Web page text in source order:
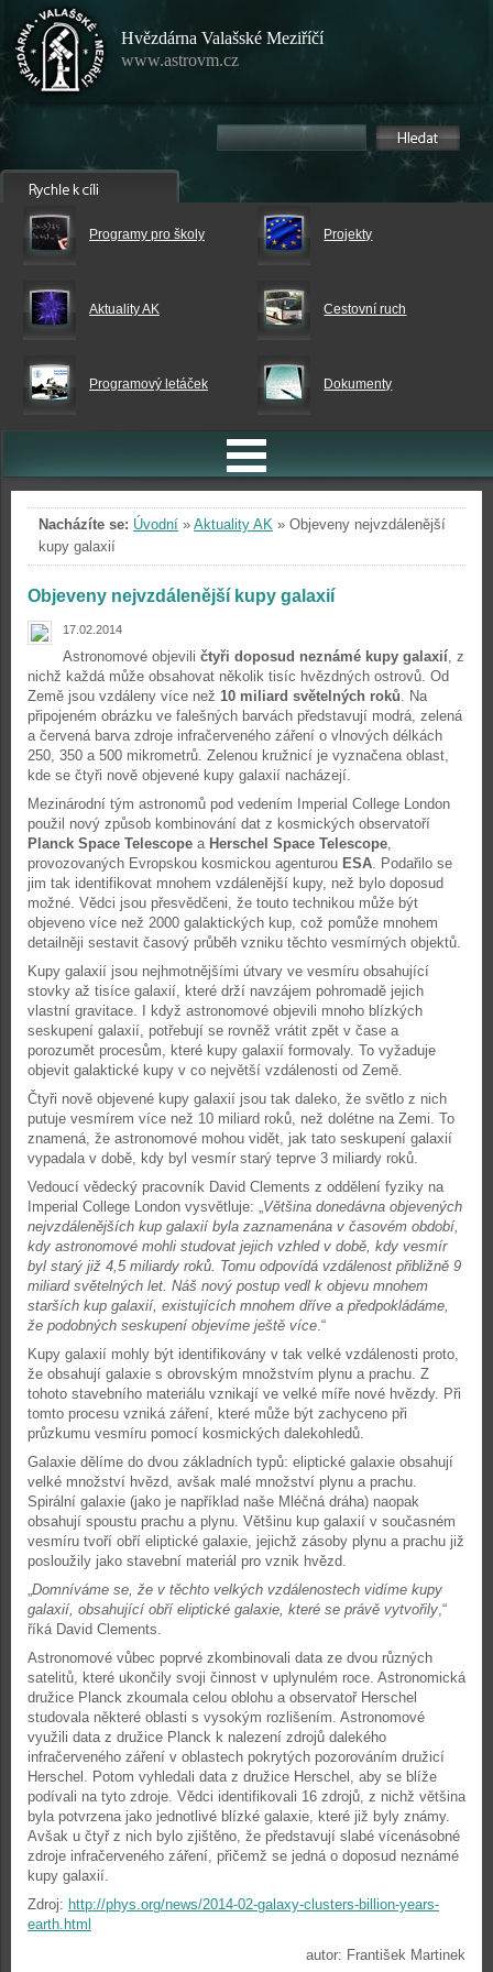
Hvězdárna Valašské Meziříčí
www.astrovm.cz
Programy pro školy Projekty
Aktuality AK Cestovní ruch
Programový letáček Dokumenty
Nacházíte se: Úvodní » Aktuality AK » Objeveny nejvzdálenější
kupy galaxií
Objeveny nejvzdálenější kupy galaxií
17.02.2014
Astronomové objevili čtyři doposud neznámé kupy galaxií, z
nichž každá může obsahovat několik tisíc hvězdných ostrovů. Od
Země jsou vzdáleny více než 10 miliard světelných roků. Na
připojeném obrázku ve falešných barvách představují modrá, zelená
a červená barva zdroje infračerveného záření o vlnových délkách
250, 350 a 500 mikrometrů. Zelenou kružnicí je vyznačena oblast,
kde se čtyři nově objevené kupy galaxií nacházejí.
Mezinárodní tým astronomů pod vedením Imperial College London
použil nový způsob kombinování dat z kosmických observatoří
Planck Space Telescope a Herschel Space Telescope,
provozovaných Evropskou kosmickou agenturou ESA. Podařilo se
jim tak identifikovat mnohem vzdálenější kupy, než bylo doposud
možné. Vědci jsou přesvědčeni, že touto technikou může být
objeveno více než 2000 galaktických kup, což pomůže mnohem
detailněji sestavit časový průběh vzniku těchto vesmírných objektů.
Kupy galaxií jsou nejhmotnějšími útvary ve vesmíru obsahující
stovky až tisíce galaxií, které drží navzájem pohromadě jejich
vlastní gravitace. I když astronomové objevili mnoho blízkých
seskupení galaxií, potřebují se rovněž vrátit zpět v čase a
porozumět procesům, které kupy galaxií formovaly. To vyžaduje
objevit galaktické kupy v co největší vzdálenosti od Země.
Čtyři nově objevené kupy galaxií jsou tak daleko, že světlo z nich
putuje vesmírem více než 10 miliard roků, než dolétne na Zemi. To
znamená, že astronomové mohou vidět, jak tato seskupení galaxií
vypadala v době, kdy byl vesmír starý teprve 3 miliardy roků.
Vedoucí vědecký pracovník David Clements z oddělení fyziky na
Imperial College London vysvětluje: „Většina donedávna objevených
nejvzdálenějších kup galaxií byla zaznamenána v časovém období,
kdy astronomové mohli studovat jejich vzhled v době, kdy vesmír
byl starý již 4,5 miliardy roků. Tomu odpovídá vzdálenost přibližně 9
miliard světelných let. Náš nový postup vedl k objevu mnohem
starších kup galaxií, existujících mnohem dříve a předpokládáme,
že podobných seskupení objevíme ještě více.“
Kupy galaxií mohly být identifikovány v tak velké vzdálenosti proto,
že obsahují galaxie s obrovským množstvím plynu a prachu. Z
tohoto stavebního materiálu vznikají ve velké míře nové hvězdy. Při
tomto procesu vzniká záření, které může být zachyceno při
průzkumu vesmíru pomocí kosmických dalekohledů.
Galaxie dělíme do dvou základních typů: eliptické galaxie obsahují
velké množství hvězd, avšak malé množství plynu a prachu.
Spirální galaxie (jako je například naše Mléčná dráha) naopak
obsahují spoustu prachu a plynu. Většinu kup galaxií v současném
vesmíru tvoří obří eliptické galaxie, jejichž zásoby plynu a prachu již
posloužily jako stavební materiál pro vznik hvězd.
„Domníváme se, že v těchto velkých vzdálenostech vidíme kupy
galaxií, obsahující obří eliptické galaxie, které se právě vytvořily,“
říká David Clements.
Astronomové vůbec poprvé zkombinovali data ze dvou různých
satelitů, které ukončily svoji činnost v uplynulém roce. Astronomická
družice Planck zkoumala celou oblohu a observatoř Herschel
studovala některé oblasti s vysokým rozlišením. Astronomové
využili data z družice Planck k nalezení zdrojů dalekého
infračerveného záření v oblastech pokrytých pozorováním družicí
Herschel. Potom vyhledali data z družice Herschel, aby se blíže
podívali na tyto zdroje. Vědci identifikovali 16 zdrojů, z nichž většina
byla potvrzena jako jednotlivé blízké galaxie, které již byly známy.
Avšak u čtyř z nich bylo zjištěno, že představují slabé vícenásobné
zdroje infračerveného záření, přičemž se jedná o doposud neznámé
kupy galaxií.
Zdroj: http://phys.org/news/2014-02-galaxy-clusters-billion-years-
earth.html
autor: František Martinek